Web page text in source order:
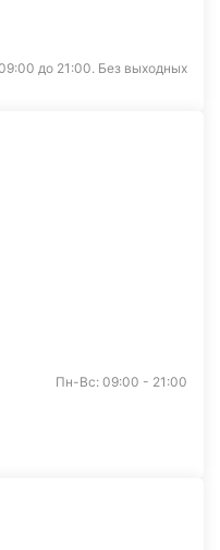
до 21:00. Без выходных
Пн-Вс: 09:00 - 21:00